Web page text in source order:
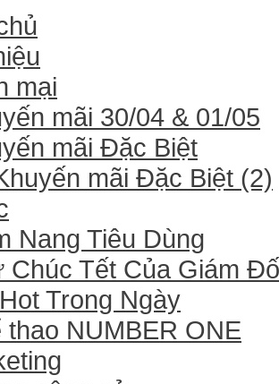
mại
mãi 30/04 & 01/05
mãi Đặc Biệt
mãi Đặc Biệt (2)
Nang Tiêu Dùng
Chúc Tết Của Giám
Trong Ngày
thao NUMBER ONE